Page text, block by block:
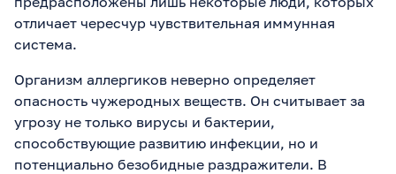
отличает чересчур чувствительная иммунная
система.
Организм аллергиков неверно определяет
опасность чужеродных веществ. Он считывает за
угрозу не только вирусы и бактерии,
способствующие развитию инфекции, но и
потенциально безобидные раздражители. В